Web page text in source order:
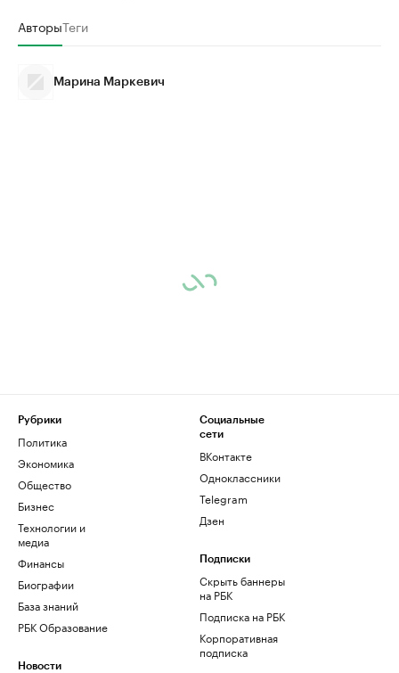
АвторыТеги
Марина Маркевич
Рубрики
Политика
Экономика
Общество
Бизнес
Технологии и
медиа
Финансы
Биографии
База знаний
РБК Образование
Новости
Социальные
сети
ВКонтакте
Одноклассники
Telegram
Дзен
Подписки
Скрыть баннеры
на РБК
Подписка на РБК
Корпоративная
подписка